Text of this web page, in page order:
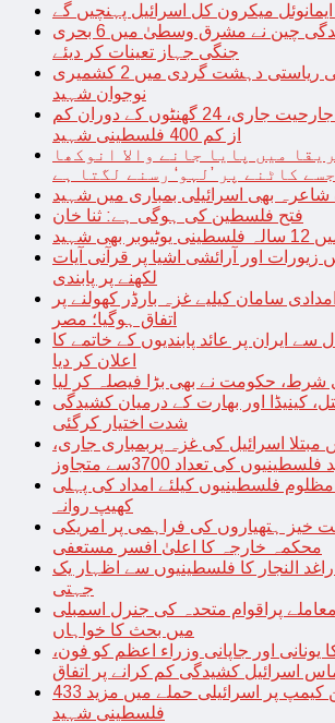
میکرون کل اسرائیل پہنچیں گے
اسرائیل حماس کشیدگی چین نے مشرق وسطیٰ میں 6 بحری
جنگی جہاز تعینات کر دیئے
بھارتی فوج کی ریاستی دہشت گردی میں 2 کشمیری
نوجوان شہید
اسرائیل کی غزہ پر جارحیت جاری، 24 گھنٹوں کے دوران کم
از کم 400 فلسطینی شہید
میں پایا جانے والا انوکھا
کاٹنے پر ’لہو‘ رسنے لگتا ہے
بھی اسرائیلی بمباری میں شہید
فتح فلسطین کی ہوگی ہے: ثنا خان
شہید
اور آرائشی اشیا پر قرآنی آیات
لکھنے پر پابندی
سامان کیلیے غزہ بارڈر کھولنے پر
اتفاق ہوگیا؛ مصر
متحدہ نے 8 سال سے ایران پر عائد پابندیوں کے خاتمے کا
اعلان کر دیا
شرط، حکومت نے بھی بڑا فیصلہ کر لیا
کینیڈا اور بھارت کے درمیان کشیدگی
شدت اختیار کرگئی
اسرائیل کی غزہ پربمباری جاری،
کی تعداد 3700سے متجاوز
فلسطینیوں کیلئے امداد کی پہلی
کھیپ روانہ
خیز ہتھیاروں کی فراہمی پر امریکی
محکمہ خارجہ کا اعلیٰ افسر مستعفی
النجار کا فلسطینیوں سے اظہار یک
جہتی
پراقوام متحدہ کی جنرل اسمبلی
میں بحث کا خواہاں
اور جاپانی وزراء اعظم کو فون،
اسرائیل کشیدگی کم کرانے پر اتفاق
غزہ کے پناہ گزین کیمپ پر اسرائیلی حملے میں مزید 433
فلسطینی شہید